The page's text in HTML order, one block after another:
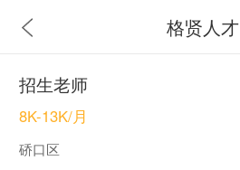
格贤人才
招生老师
8K-13K/月
硚口区